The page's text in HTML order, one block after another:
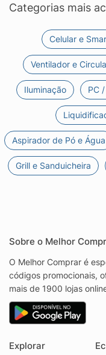
Categorias mais
Celular e
Ventilador e
Iluminação PC
Aspirador de Pó e Água
Grill e Sanduicheira
Sobre o Melhor
O Melhor Comprar é
códigos promocionais,
mais de 1900 lojas
Explorar